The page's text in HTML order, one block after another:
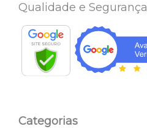
Qualidade e Segurança
Categorias